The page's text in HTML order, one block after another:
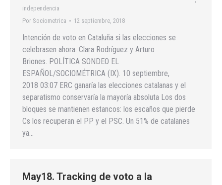
independencia
Por Sociometrica 12 septiembre, 2018
Intención de voto en Cataluña si las elecciones se
celebrasen ahora. Clara Rodríguez y Arturo
Briones. POLÍTICA SONDEO EL
ESPAÑOL/SOCIOMÉTRICA (IX). 10 septiembre,
2018 03:07 ERC ganaría las elecciones catalanas y el
separatismo conservaría la mayoría absoluta Los dos
bloques se mantienen estancos: los escaños que pierde
Cs los recuperan el PP y el PSC. Un 51% de catalanes
ya…
May18. Tracking de voto a la